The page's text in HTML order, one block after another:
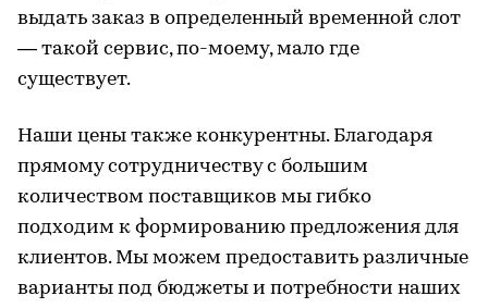
выдать заказ в определенный временной слот
— такой сервис, по-моему, мало где
существует.
Наши цены также конкурентны. Благодаря
прямому сотрудничеству с большим
количеством поставщиков мы гибко
подходим к формированию предложения для
клиентов. Мы можем предоставить различные
варианты под бюджеты и потребности наших